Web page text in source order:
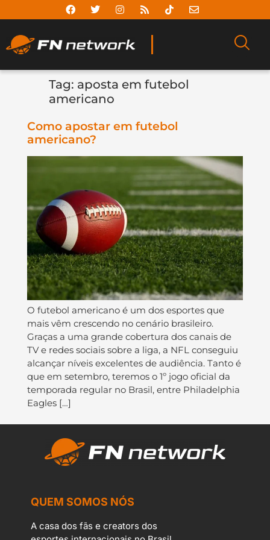
Tag: aposta em futebol
americano
Como apostar em futebol
americano?
O futebol americano é um dos esportes que
mais vêm crescendo no cenário brasileiro.
Graças a uma grande cobertura dos canais de
TV e redes sociais sobre a liga, a NFL conseguiu
alcançar níveis excelentes de audiência. Tanto é
que em setembro, teremos o 1º jogo oficial da
temporada regular no Brasil, entre Philadelphia
Eagles […]
QUEM SOMOS NÓS
A casa dos fãs e creators dos